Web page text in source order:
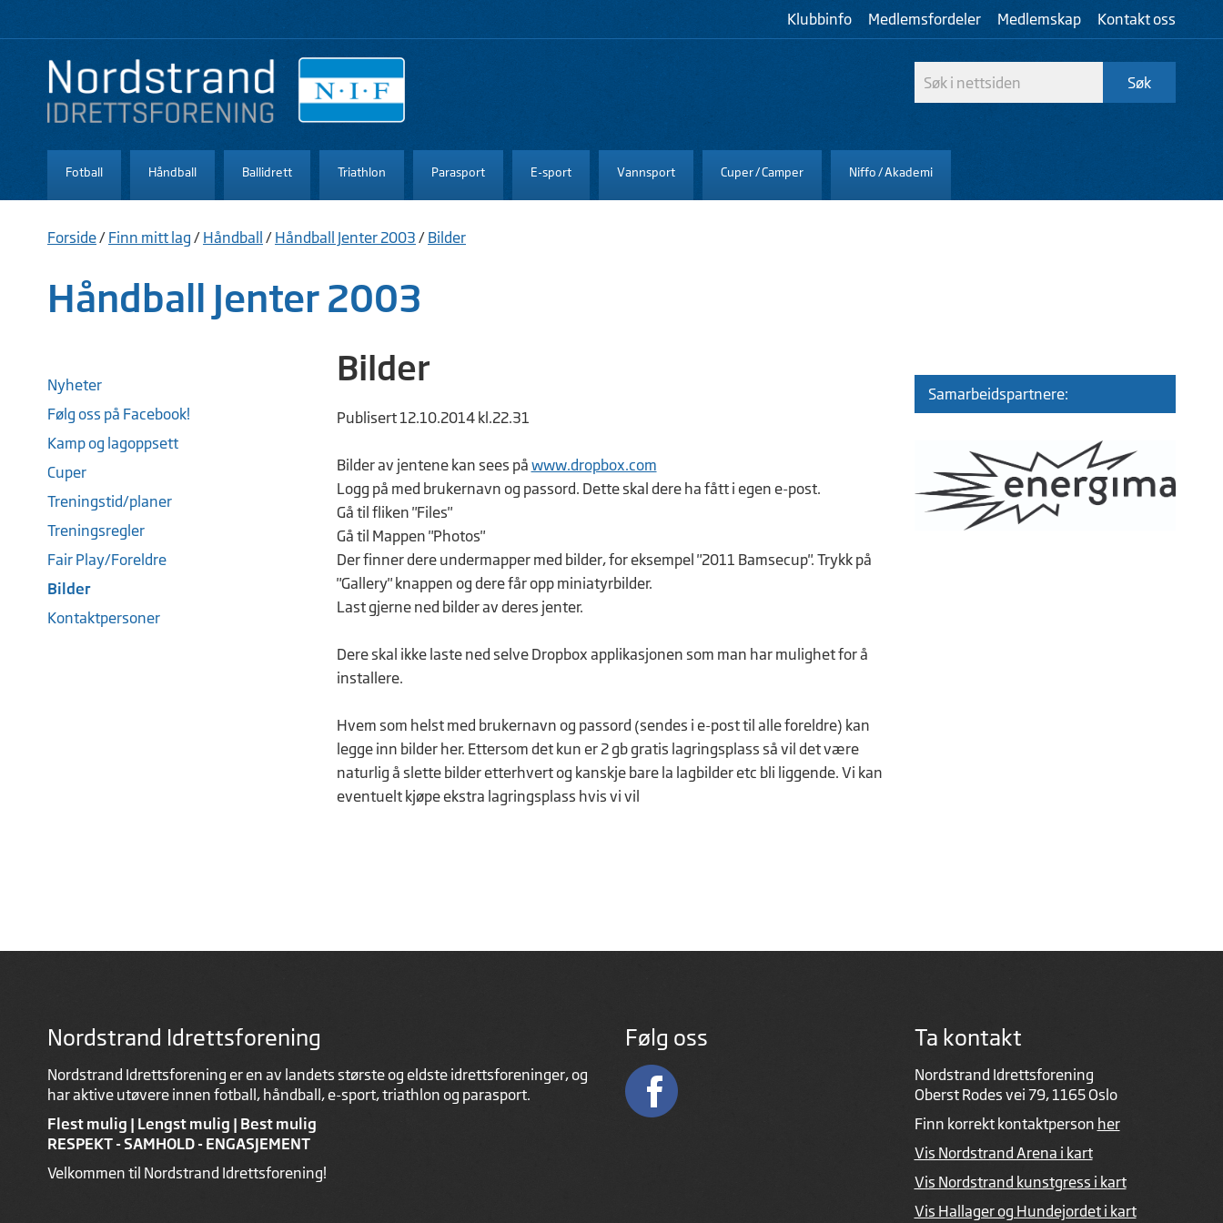
Klubbinfo Medlemsfordeler Medlemskap Kontakt oss
Fotball Håndball Ballidrett Triathlon Parasport E-sport Vannsport Cuper / Camper Niffo / Akademi
Forside/ Finn mitt lag / Håndball / Håndball Jenter 2003 / Bilder
Håndball Jenter 2003
Nyheter
Følg oss på Facebook!
Kamp og lagoppsett
Cuper
Treningstid/planer
Treningsregler
Fair Play/Foreldre
Bilder
Kontaktpersoner
Bilder
Publisert 12.10.2014 kl.22.31
Bilder av jentene kan sees på www.dropbox.com
Logg på med brukernavn og passord. Dette skal dere ha fått i egen e-post.
Gå til fliken "Files"
Gå til Mappen "Photos"
Der finner dere undermapper med bilder, for eksempel "2011 Bamsecup". Trykk på
"Gallery" knappen og dere får opp miniatyrbilder.
Last gjerne ned bilder av deres jenter.
Dere skal ikke laste ned selve Dropbox applikasjonen som man har mulighet for å
installere.
Hvem som helst med brukernavn og passord (sendes i e-post til alle foreldre) kan
legge inn bilder her. Ettersom det kun er 2 gb gratis lagringsplass så vil det være
naturlig å slette bilder etterhvert og kanskje bare la lagbilder etc bli liggende. Vi kan
eventuelt kjøpe ekstra lagringsplass hvis vi vil
Samarbeidspartnere:
Nordstrand Idrettsforening
Nordstrand Idrettsforening er en av landets største og eldste idrettsforeninger, og
har aktive utøvere innen fotball, håndball, e-sport, triathlon og parasport.
Flest mulig | Lengst mulig | Best mulig
RESPEKT - SAMHOLD - ENGASJEMENT
Velkommen til Nordstrand Idrettsforening!
Følg oss Ta kontakt
Nordstrand Idrettsforening
Oberst Rodes vei 79, 1165 Oslo
Finn korrekt kontaktperson her
Vis Nordstrand Arena i kart
Vis Nordstrand kunstgress i kart
Vis Hallager og Hundejordet i kart